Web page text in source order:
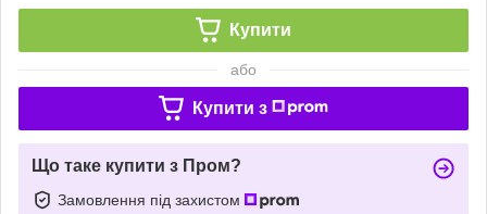
Купити
або
Купити з
Що таке купити з Пром?
Замовлення під захистом